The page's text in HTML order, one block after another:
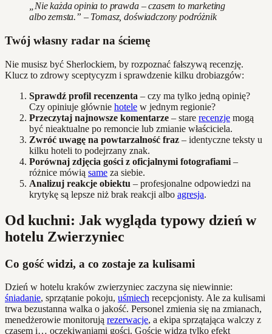
„Nie każda opinia to prawda – czasem to marketing
albo zemsta.” – Tomasz, doświadczony podróżnik
Twój własny radar na ściemę
Nie musisz być Sherlockiem, by rozpoznać fałszywą recenzję.
Klucz to zdrowy sceptycyzm i sprawdzenie kilku drobiazgów:
Sprawdź profil recenzenta – czy ma tylko jedną opinię?
Czy opiniuje głównie hotele w jednym regionie?
Przeczytaj najnowsze komentarze – stare recenzje mogą
być nieaktualne po remoncie lub zmianie właściciela.
Zwróć uwagę na powtarzalność fraz – identyczne teksty u
kilku hoteli to podejrzany znak.
Porównaj zdjęcia gości z oficjalnymi fotografiami –
różnice mówią same za siebie.
Analizuj reakcje obiektu – profesjonalne odpowiedzi na
krytykę są lepsze niż brak reakcji albo agresja.
Od kuchni: Jak wygląda typowy dzień w
hotelu Zwierzyniec
Co gość widzi, a co zostaje za kulisami
Dzień w hotelu kraków zwierzyniec zaczyna się niewinnie:
śniadanie, sprzątanie pokoju, uśmiech recepcjonisty. Ale za kulisami
trwa bezustanna walka o jakość. Personel zmienia się na zmianach,
menedżerowie monitorują rezerwacje, a ekipa sprzątająca walczy z
czasem i… oczekiwaniami gości. Goście widzą tylko efekt